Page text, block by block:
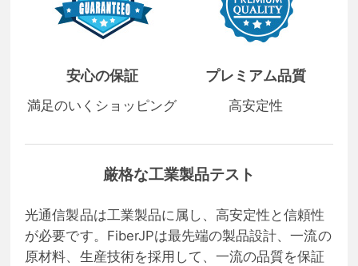
安心の保証
満足のいくショッピング
プレミアム品質
高安定性
厳格な工業製品テスト
光通信製品は工業製品に属し、高安定性と信頼性
が必要です。FiberJPは最先端の製品設計、一流の
原材料、生産技術を採用して、一流の品質を保証